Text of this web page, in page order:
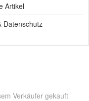
Artikel
Datenschutz
Verkäufer gekauft